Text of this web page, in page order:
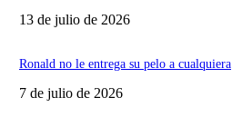
13 de julio de 2026
Ronald no le entrega su pelo a cualquiera
7 de julio de 2026